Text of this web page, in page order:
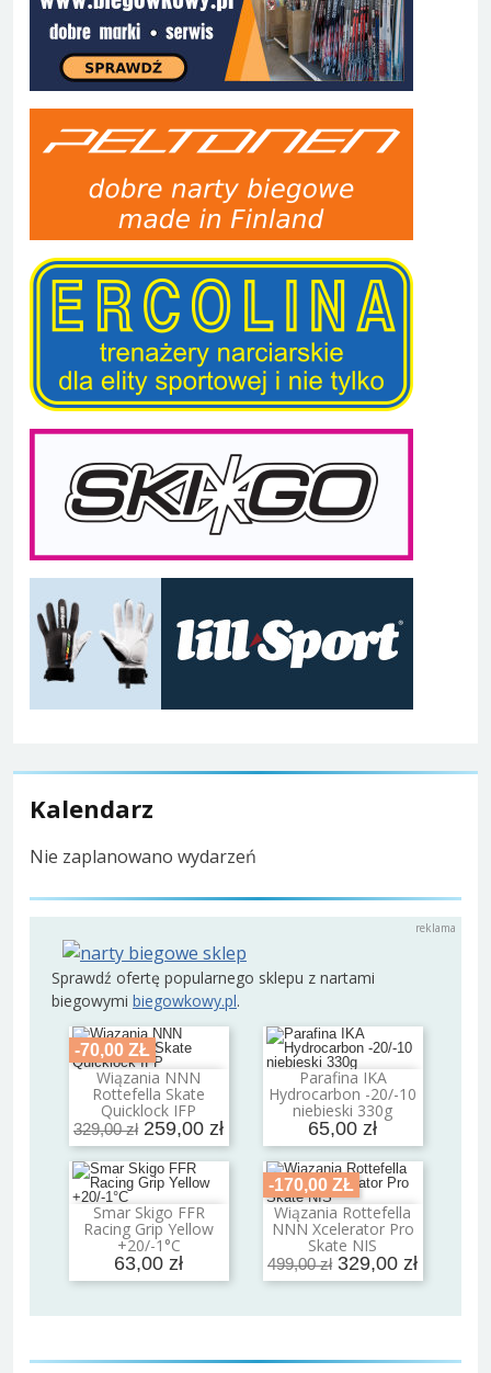
Kalendarz
Nie zaplanowano wydarzeń
Sprawdź ofertę popularnego sklepu z nartami
biegowymi biegowkowy.pl.
-70,00 ZŁ
Wiązania NNN
Rottefella Skate
Quicklock IFP
329,00 zł 259,00 zł
Dodaj do koszyka Parafina IKA
Hydrocarbon -20/-10
niebieski 330g
65,00 zł
Dodaj do koszyka
Smar Skigo FFR
Racing Grip Yellow
+20/-1°C
63,00 zł
Dodaj do koszyka
-170,00 ZŁ
Wiązania Rottefella
NNN Xcelerator Pro
Skate NIS
499,00 zł 329,00 zł
Dodaj do koszyka